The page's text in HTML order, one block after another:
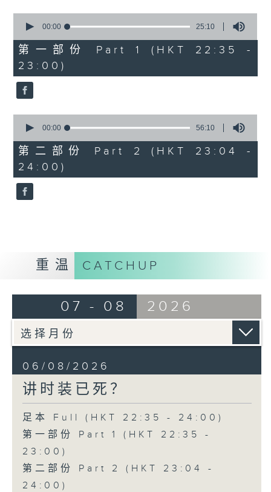
seconds
25
minutes,
10
seconds
00:00 25:10
第一部份 Part 1 (HKT 22:35 -
23:00)
seconds
56
minutes,
10
seconds
00:00 56:10
第二部份 Part 2 (HKT 23:04 -
24:00)
重温 CATCHUP
07 - 08 2026
06/08/2026
讲时装已死？
足本 Full (HKT 22:35 - 24:00)
第一部份 Part 1 (HKT 22:35 -
23:00)
第二部份 Part 2 (HKT 23:04 -
24:00)